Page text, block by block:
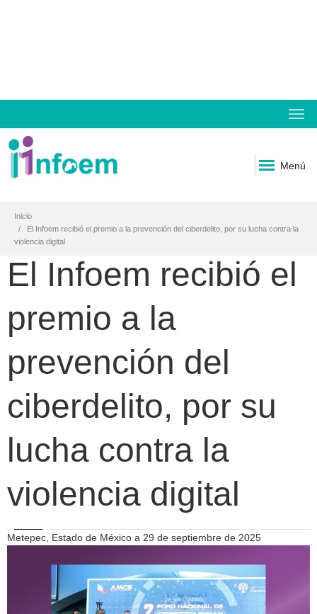
Menú
Inicio
El Infoem recibió el premio a la prevención del ciberdelito, por su lucha contra la
violencia digital
El Infoem recibió el
premio a la
prevención del
ciberdelito, por su
lucha contra la
violencia digital
Metepec, Estado de México a 29 de septiembre de 2025